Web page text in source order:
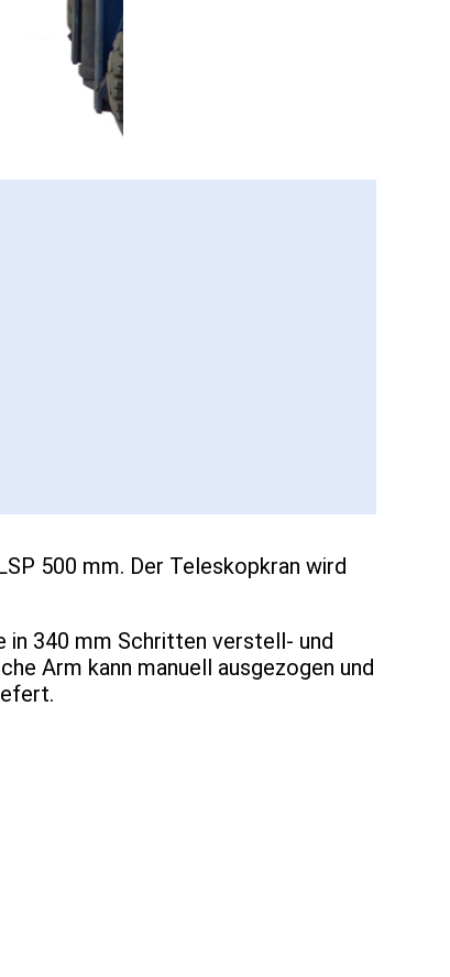
500 mm. Der Teleskopkran wird
in 340 mm Schritten verstell- und
Arm kann manuell ausgezogen und